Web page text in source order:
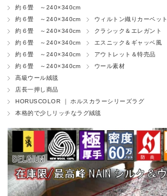
約６畳 ～240×340cm
約６畳 ～240×340cm
ウィルトン織りカーペット
約６畳 ～240×340cm
クラシック＆エレガント
約６畳 ～240×340cm
エスニック＆ギャッベ風
約６畳 ～240×340cm
アウトレット＆特売品
約６畳 ～240×340cm
ウール素材
高級ウール絨毯
店長一押し商品
HORUSCOLOR ｜ ホルスカラーシリーズラグ
本格的で少しリッチなラグ絨毯